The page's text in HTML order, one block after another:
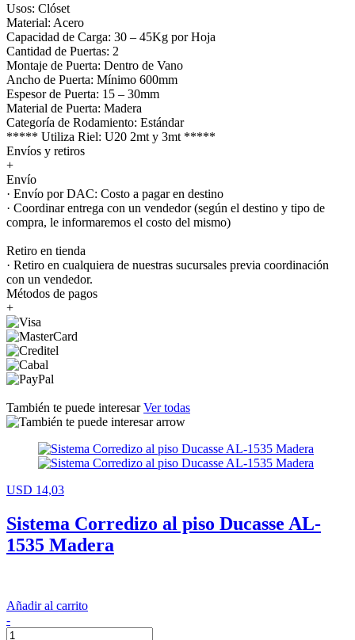
Usos: Clóset
Material: Acero
Capacidad de Carga: 30 – 45Kg por Hoja
Cantidad de Puertas: 2
Montaje de Puerta: Dentro de Vano
Ancho de Puerta: Mínimo 600mm
Espesor de Puerta: 15 – 30mm
Material de Puerta: Madera
Categoría de Rodamiento: Estándar
***** Utiliza Riel: U20 2mt y 3mt *****
Envíos y retiros
+
Envío
· Envío por DAC: Costo a pagar en destino
· Coordinar entrega con un vendedor (según el destino y tipo de
compra, le informaremos el costo del mismo)
Retiro en tienda
· Retiro en cualquiera de nuestras sucursales previa coordinación
con un vendedor.
Métodos de pagos
+
También te puede interesarVer todas
USD 14,03
Sistema Corredizo al piso Ducasse AL-
1535 Madera
Añadir al carrito
-